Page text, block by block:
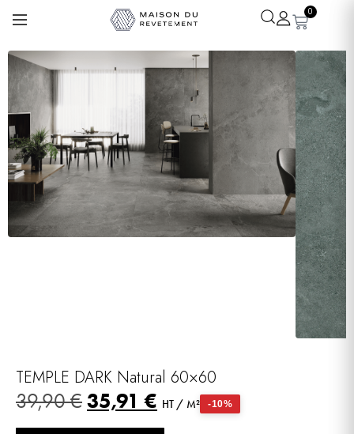
0
TEMPLE DARK Natural 60×60
39,90€35,91€ HT / M² -10%
Léa
En ligne· Experte revêtements